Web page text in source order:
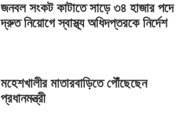
জনবল সংকট কাটাতে সাড়ে ৩৪ হাজার পদে
দ্রুত নিয়োগে স্বাস্থ্য অধিদপ্তরকে নির্দেশ
মহেশখালীর মাতারবাড়িতে পৌঁছেছেন
প্রধানমন্ত্রী